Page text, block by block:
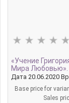
«Учение
Мира Любовью».
Дата 20.06.2020
Base price for
Sales